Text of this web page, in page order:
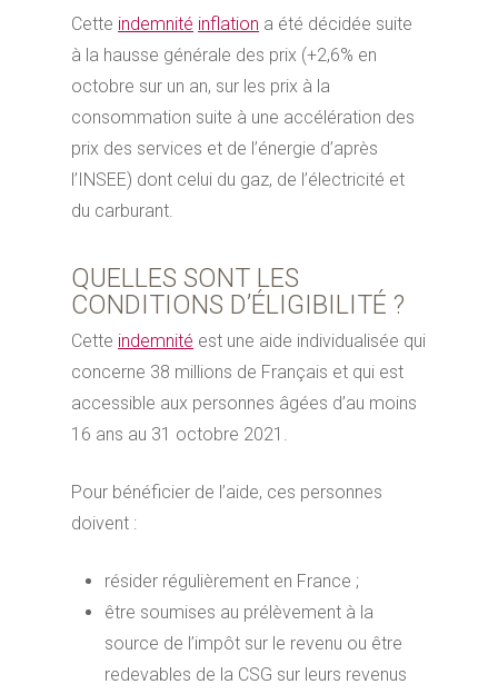
Cette indemnité inflation a été décidée suite
à la hausse générale des prix (+2,6% en
octobre sur un an, sur les prix à la
consommation suite à une accélération des
prix des services et de l’énergie d’après
l’INSEE) dont celui du gaz, de l’électricité et
du carburant.
QUELLES SONT LES
CONDITIONS D’ÉLIGIBILITÉ ?
Cette indemnité est une aide individualisée qui
concerne 38 millions de Français et qui est
accessible aux personnes âgées d’au moins
16 ans au 31 octobre 2021.
Pour bénéficier de l’aide, ces personnes
doivent :
résider régulièrement en France ;
être soumises au prélèvement à la
source de l’impôt sur le revenu ou être
redevables de la CSG sur leurs revenus